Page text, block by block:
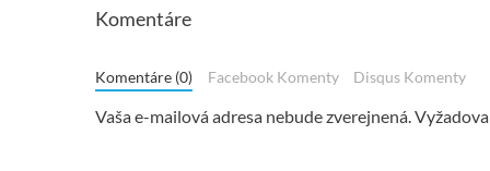
Komentáre
Komentáre (0) Facebook Komenty Disqus Komenty
Vaša e-mailová adresa nebude zverejnená.